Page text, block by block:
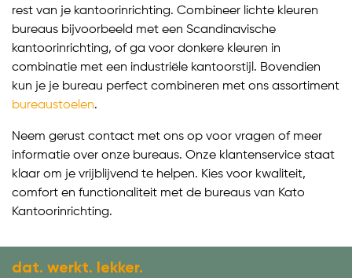
rest van je kantoorinrichting. Combineer lichte kleuren
bureaus bijvoorbeeld met een Scandinavische
kantoorinrichting, of ga voor donkere kleuren in
combinatie met een industriële kantoorstijl. Bovendien
kun je je bureau perfect combineren met ons assortiment
bureaustoelen.
Neem gerust contact met ons op voor vragen of meer
informatie over onze bureaus. Onze klantenservice staat
klaar om je vrijblijvend te helpen. Kies voor kwaliteit,
comfort en functionaliteit met de bureaus van Kato
Kantoorinrichting.
dat. werkt. lekker.